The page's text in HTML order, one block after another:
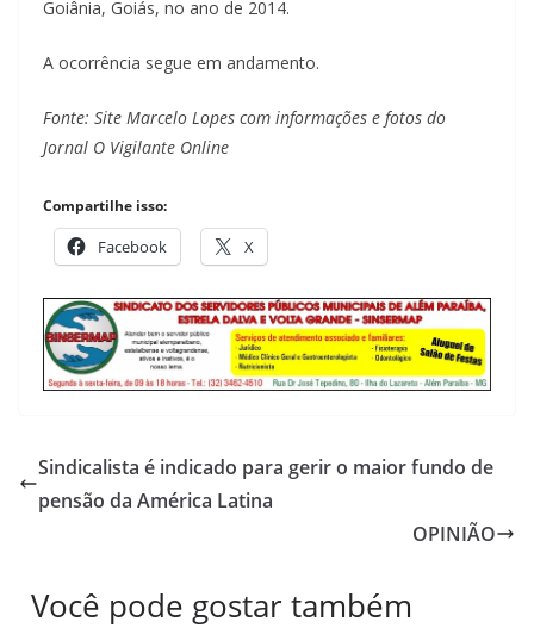
Goiânia, Goiás, no ano de 2014.
A ocorrência segue em andamento.
Fonte: Site Marcelo Lopes com informações e fotos do
Jornal O Vigilante Online
Compartilhe isso:
Facebook X
Sindicalista é indicado para gerir o maior fundo de
pensão da América Latina
OPINIÃO
Você pode gostar também